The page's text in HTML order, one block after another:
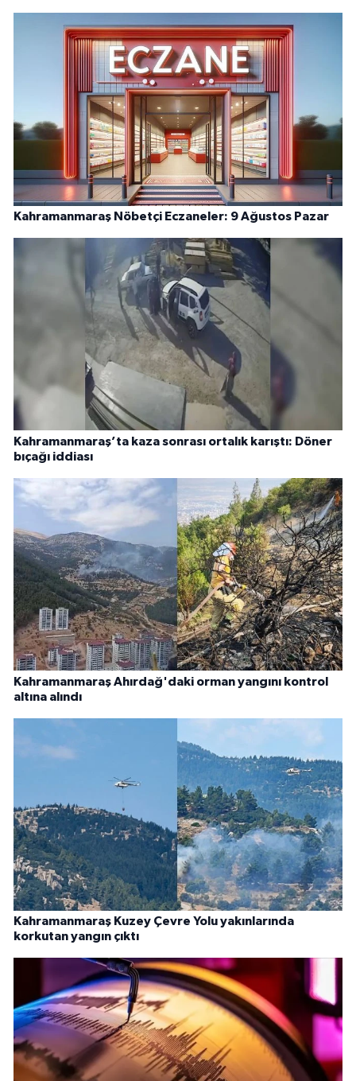
Kahramanmaraş Nöbetçi Eczaneler: 9 Ağustos Pazar
Kahramanmaraş’ta kaza sonrası ortalık karıştı: Döner
bıçağı iddiası
Kahramanmaraş Ahırdağ'daki orman yangını kontrol
altına alındı
Kahramanmaraş Kuzey Çevre Yolu yakınlarında
korkutan yangın çıktı